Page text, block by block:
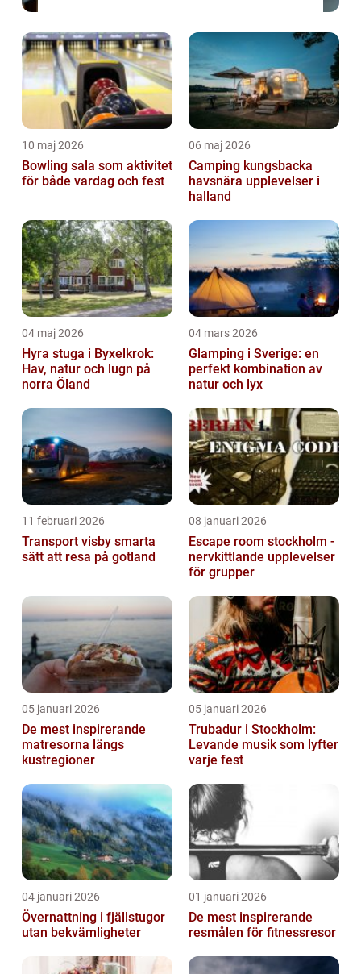
10 maj 2026
Bowling sala som aktivitet
för både vardag och fest
06 maj 2026
Camping kungsbacka
havsnära upplevelser i
halland
04 maj 2026
Hyra stuga i Byxelkrok:
Hav, natur och lugn på
norra Öland
04 mars 2026
Glamping i Sverige: en
perfekt kombination av
natur och lyx
11 februari 2026
Transport visby smarta
sätt att resa på gotland
08 januari 2026
Escape room stockholm -
nervkittlande upplevelser
för grupper
05 januari 2026
De mest inspirerande
matresorna längs
kustregioner
05 januari 2026
Trubadur i Stockholm:
Levande musik som lyfter
varje fest
04 januari 2026
Övernattning i fjällstugor
utan bekvämligheter
01 januari 2026
De mest inspirerande
resmålen för fitnessresor